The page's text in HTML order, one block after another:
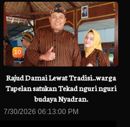
10
Rajud Damai Lewat Tradisi..warga
Tapelan satukan Tekad nguri nguri
budaya Nyadran.
7/30/2026 06:13:00 PM